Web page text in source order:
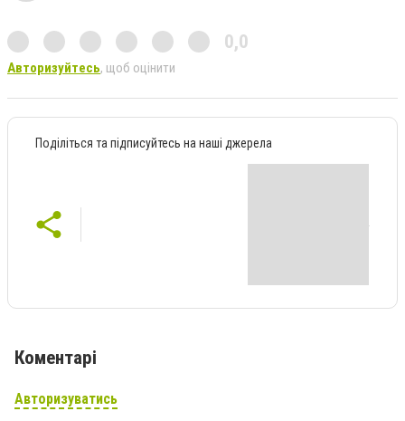
0,0
Авторизуйтесь, щоб оцінити
Поділіться та підписуйтесь на наші джерела
Коментарі
Авторизуватись